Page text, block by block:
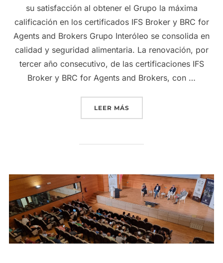
su satisfacción al obtener el Grupo la máxima
calificación en los certificados IFS Broker y BRC for
Agents and Brokers Grupo Interóleo se consolida en
calidad y seguridad alimentaria. La renovación, por
tercer año consecutivo, de las certificaciones IFS
Broker y BRC for Agents and Brokers, con …
LEER MÁS«GRUPO INTERÓLEO